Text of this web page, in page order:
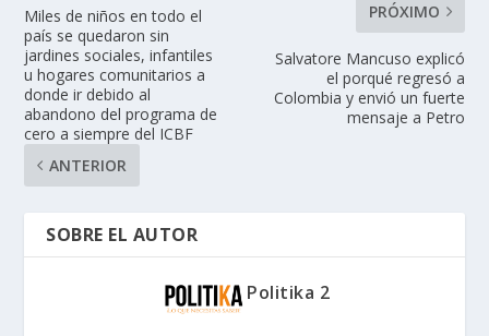
Miles de niños en todo el
país se quedaron sin
jardines sociales, infantiles
u hogares comunitarios a
donde ir debido al
abandono del programa de
cero a siempre del ICBF
ANTERIOR
PRÓXIMO
Salvatore Mancuso explicó
el porqué regresó a
Colombia y envió un fuerte
mensaje a Petro
SOBRE EL AUTOR
Politika 2